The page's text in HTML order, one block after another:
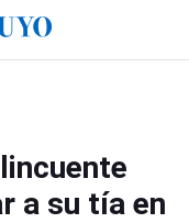
a su tía en